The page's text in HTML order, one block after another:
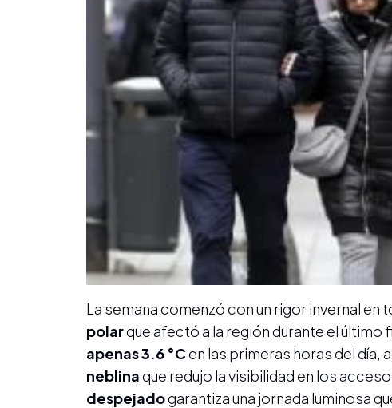
La semana comenzó con un rigor invernal en
polarque afectó a la región durante el último
apenas 3.6 °Cen las primeras horas del día,
neblinaque redujo la visibilidad en los
despejadogarantiza una jornada luminosa